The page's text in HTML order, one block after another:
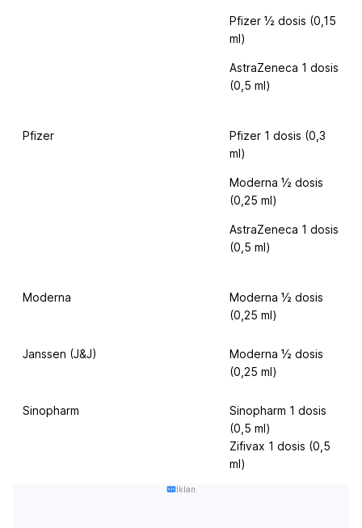
Pfizer ½ dosis (0,15
ml)
AstraZeneca 1 dosis
(0,5 ml)
Pfizer
Pfizer 1 dosis (0,3
ml)
Moderna ½ dosis
(0,25 ml)
AstraZeneca 1 dosis
(0,5 ml)
Moderna
Moderna ½ dosis
(0,25 ml)
Janssen (J&J)
Moderna ½ dosis
(0,25 ml)
Sinopharm
Sinopharm 1 dosis
(0,5 ml)
Zifivax 1 dosis (0,5
ml)
Iklan